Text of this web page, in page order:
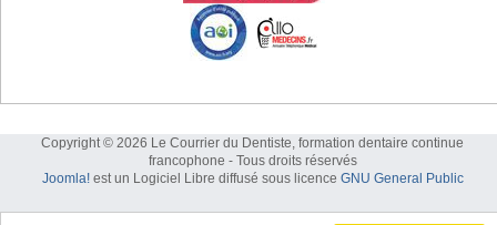
Copyright © 2026 Le Courrier du Dentiste, formation dentaire continue
francophone - Tous droits réservés
Joomla!est un Logiciel Libre diffusé sous licence GNU General Public